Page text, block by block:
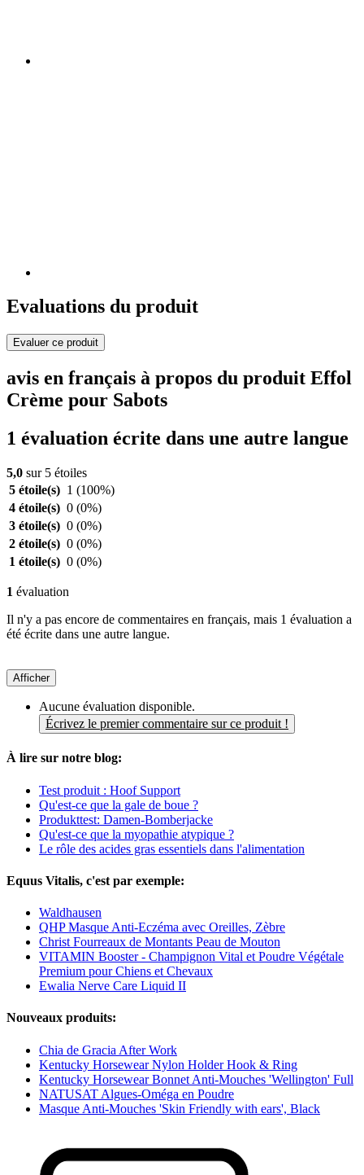
Evaluations du produit
Evaluer ce produit
avis en français à propos du produit Effol
Crème pour Sabots
1 évaluation écrite dans une autre langue
5,0 sur 5 étoiles
5 étoile(s) 1 (100%)
4 étoile(s) 0 (0%)
3 étoile(s) 0 (0%)
2 étoile(s) 0 (0%)
1 étoile(s) 0 (0%)
1 évaluation
Il n'y a pas encore de commentaires en français, mais 1 évaluation a
été écrite dans une autre langue.
Afficher
Aucune évaluation disponible.
Écrivez le premier commentaire sur ce produit !
À lire sur notre blog:
Test produit : Hoof Support
Qu'est-ce que la gale de boue ?
Produkttest: Damen-Bomberjacke
Qu'est-ce que la myopathie atypique ?
Le rôle des acides gras essentiels dans l'alimentation
Equus Vitalis, c'est par exemple:
Waldhausen
QHP Masque Anti-Eczéma avec Oreilles, Zèbre
Christ Fourreaux de Montants Peau de Mouton
VITAMIN Booster - Champignon Vital et Poudre Végétale
Premium pour Chiens et Chevaux
Ewalia Nerve Care Liquid II
Nouveaux produits:
Chia de Gracia After Work
Kentucky Horsewear Nylon Holder Hook & Ring
Kentucky Horsewear Bonnet Anti-Mouches 'Wellington' Full
NATUSAT Algues-Oméga en Poudre
Masque Anti-Mouches 'Skin Friendly with ears', Black